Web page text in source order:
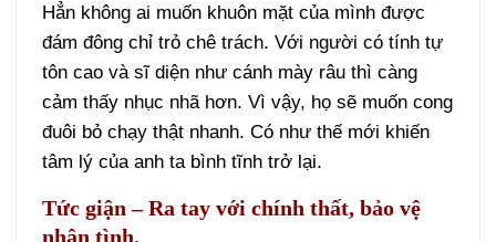
Hẳn không ai muốn khuôn mặt của mình được
đám đông chỉ trỏ chê trách. Với người có tính tự
tôn cao và sĩ diện như cánh mày râu thì càng
cảm thấy nhục nhã hơn. Vì vậy, họ sẽ muốn cong
đuôi bỏ chạy thật nhanh. Có như thế mới khiến
tâm lý của anh ta bình tĩnh trở lại.
Tức giận – Ra tay với chính thất, bảo vệ
nhân tình.